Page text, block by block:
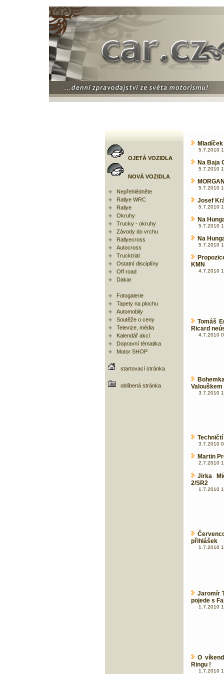
OJETÁ VOZIDLA
NOVÁ VOZIDLA
Nepřehlédněte
Rallye WRC
Rallye
Okruhy
Trucky - okruhy
Závody do vrchu
Rallyecross
Autocross
Trucktrial
Ostatní disciplíny
Off road
Dakar
Fotogalerie
Tapety na plochu
Automobily
Soutěže o ceny
Televize, média
Kalendář akcí
Dopravní tématika
Motor SHOP
startovací stránka
oblíbená stránka
5.7.2010
Na Baja
5.7.2010
5.7.2010
Josef
5.7.2010
Na
5.7.2010
Na
5.7.2010
KMN
4.7.2010
Tomáš
Ricard
4.7.2010
3.7.2010
3.7.2010
Martin
2.7.2010
Jirka
2/SR2
1.7.2010
přihlášek
1.7.2010
Jaromír
pojede s
1.7.2010
O
Ringu !
1.7.2010